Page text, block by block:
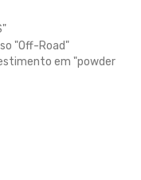
"Off-Road"
em "powder